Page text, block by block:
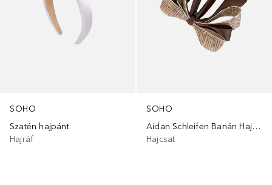
SOHO
Szatén hajpánt
Hajráf
SOHO
Aidan Schleifen Banán Hajcsat
Hajcsat